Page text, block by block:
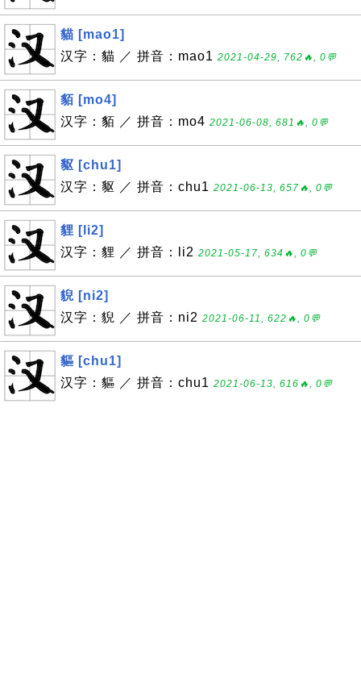
貓 [mao1]
汉字：貓 ／ 拼音：mao1 2021-04-29, 762🔥, 0💬
貊 [mo4]
汉字：貊 ／ 拼音：mo4 2021-06-08, 681🔥, 0💬
䝙 [chu1]
汉字：䝙 ／ 拼音：chu1 2021-06-13, 657🔥, 0💬
貍 [li2]
汉字：貍 ／ 拼音：li2 2021-05-17, 634🔥, 0💬
貎 [ni2]
汉字：貎 ／ 拼音：ni2 2021-06-11, 622🔥, 0💬
貙 [chu1]
汉字：貙 ／ 拼音：chu1 2021-06-13, 616🔥, 0💬